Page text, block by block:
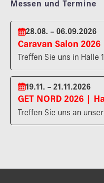
Messen und Termine
28.08. – 06.09.2026
Caravan Salon
Treffen Sie uns in Halle
19.11. – 21.11.2026
GET NORD 2026 |
Treffen Sie uns an